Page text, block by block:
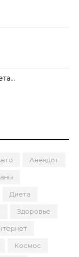
Анекдот
Диета
Здоровье
Космос